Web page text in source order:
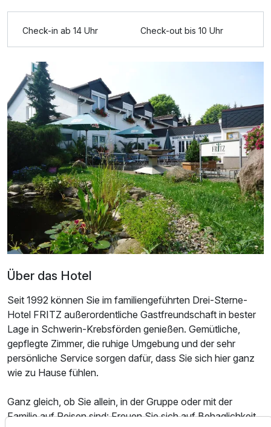
Für 4 Tage
Einzelzimmer
1 Erwachsenen
Ausstattung
Check-in ab 14 Uhr Check-out bis 10 Uhr
Über das Hotel
Seit 1992 können Sie im familiengeführten Drei-Sterne-
Hotel FRITZ außerordentliche Gastfreundschaft in bester
Lage in Schwerin-Krebsförden genießen. Gemütliche,
gepflegte Zimmer, die ruhige Umgebung und der sehr
persönliche Service sorgen dafür, dass Sie sich hier ganz
wie zu Hause fühlen.
Ganz gleich, ob Sie allein, in der Gruppe oder mit der
Familie auf Reisen sind: Freuen Sie sich auf Behaglichkeit,